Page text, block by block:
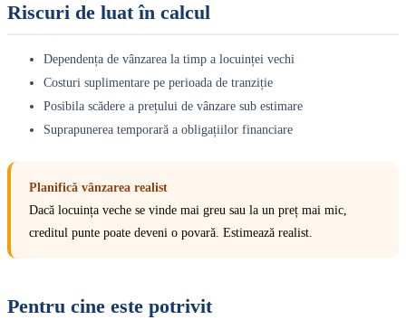
Riscuri de luat în calcul
Dependența de vânzarea la timp a locuinței vechi
Costuri suplimentare pe perioada de tranziție
Posibila scădere a prețului de vânzare sub estimare
Suprapunerea temporară a obligațiilor financiare
Planifică vânzarea realist
Dacă locuința veche se vinde mai greu sau la un preț mai mic,
creditul punte poate deveni o povară. Estimează realist.
Pentru cine este potrivit